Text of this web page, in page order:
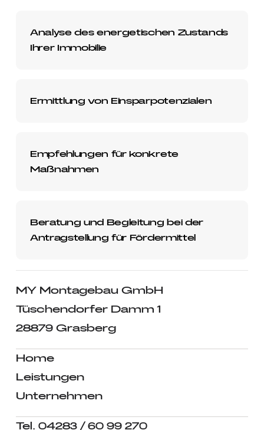
Analyse des energetischen Zustands
Ihrer Immobilie
Ermittlung von Einsparpotenzialen
Empfehlungen für konkrete
Maßnahmen
Beratung und Begleitung bei der
Antragstellung für Fördermittel
MY Montagebau GmbH
Tüschendorfer Damm 1
28879 Grasberg
Home
Leistungen
Unternehmen
Tel. 04283 / 60 99 270